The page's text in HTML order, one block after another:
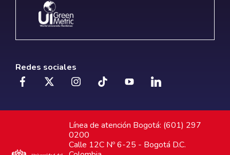
Redes sociales
Línea de atención Bogotá: (601) 297
0200
Calle 12C Nº 6-25 - Bogotá D.C.